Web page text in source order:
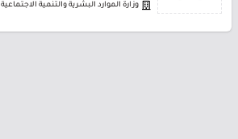
وزارة الموارد البشرية والتنمية الاجتماعية